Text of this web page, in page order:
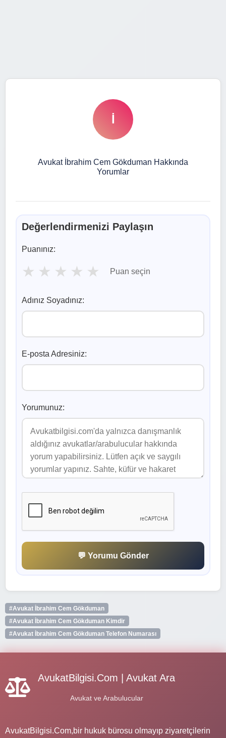
İ
Avukat İbrahim Cem Gökduman Hakkında
Yorumlar
Değerlendirmenizi Paylaşın
Puanınız:
★ ★ ★ ★ ★ Puan seçin
Adınız Soyadınız:
E-posta Adresiniz:
Yorumunuz:
💬 Yorumu Gönder
#Avukat İbrahim Cem Gökduman
#Avukat İbrahim Cem Gökduman Kimdir
#Avukat İbrahim Cem Gökduman Telefon Numarası
AvukatBilgisi.Com | Avukat Ara
Avukat ve Arabulucular
AvukatBilgisi.Com,bir hukuk bürosu olmayıp ziyaretçilerin